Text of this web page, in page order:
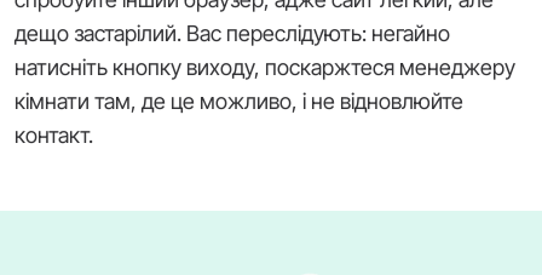
дещо застарілий. Вас переслідують: негайно
натисніть кнопку виходу, поскаржтеся менеджеру
кімнати там, де це можливо, і не відновлюйте
контакт.